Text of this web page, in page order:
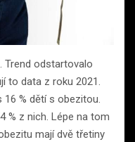
Trend odstartovalo
to data z roku 2021.
% dětí s obezitou.
% z nich. Lépe na tom
mají dvě třetiny